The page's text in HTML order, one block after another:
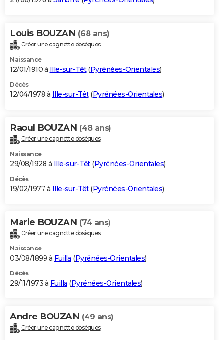
Louis BOUZAN (68 ans)
Créer une cagnotte obsèques
Naissance
12/01/1910 à Ille-sur-Têt(Pyrénées-Orientales)
Décès
12/04/1978 à Ille-sur-Têt(Pyrénées-Orientales)
Raoul BOUZAN (48 ans)
Créer une cagnotte obsèques
Naissance
29/08/1928 à Ille-sur-Têt(Pyrénées-Orientales)
Décès
19/02/1977 à Ille-sur-Têt(Pyrénées-Orientales)
Marie BOUZAN (74 ans)
Créer une cagnotte obsèques
Naissance
03/08/1899 à Fuilla (Pyrénées-Orientales)
Décès
29/11/1973 à Fuilla (Pyrénées-Orientales)
Andre BOUZAN (49 ans)
Créer une cagnotte obsèques